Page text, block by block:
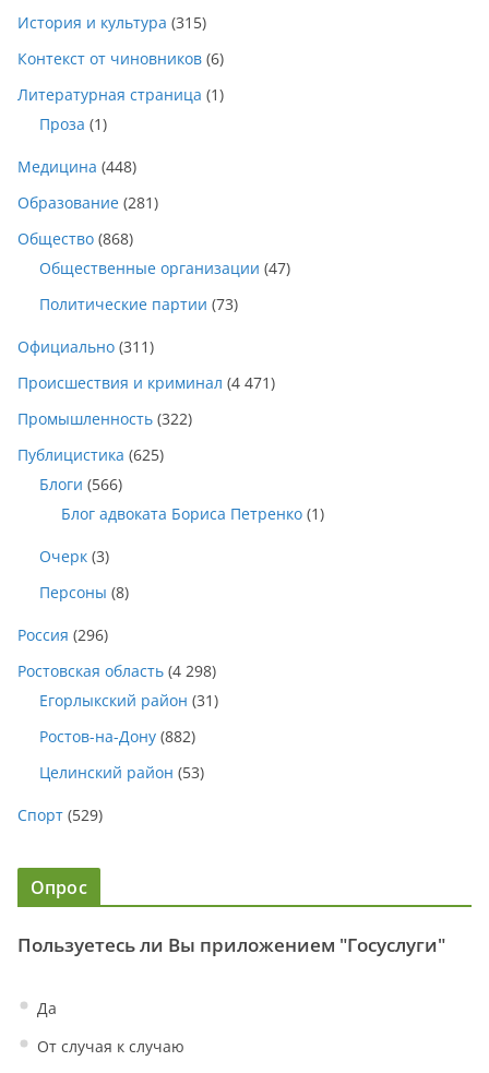
История и культура (315)
Контекст от чиновников (6)
Литературная страница (1)
Проза (1)
Медицина (448)
Образование (281)
Общество (868)
Общественные организации (47)
Политические партии (73)
Официально (311)
Происшествия и криминал (4 471)
Промышленность (322)
Публицистика (625)
Блоги (566)
Блог адвоката Бориса Петренко (1)
Очерк (3)
Персоны (8)
Россия (296)
Ростовская область (4 298)
Егорлыкский район (31)
Ростов-на-Дону (882)
Целинский район (53)
Спорт (529)
Опрос
Пользуетесь ли Вы приложением "Госуслуги"
Да
От случая к случаю